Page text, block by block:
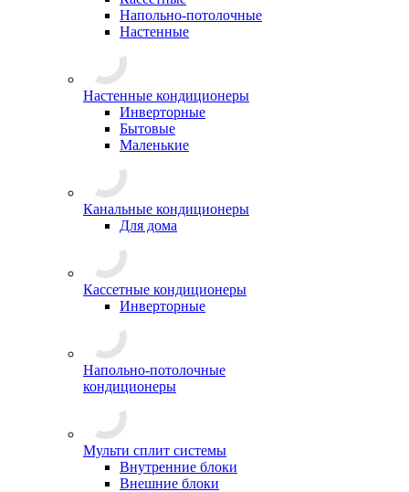
Напольно-потолочные
Настенные
Настенные кондиционеры
Инверторные
Бытовые
Маленькие
Канальные кондиционеры
Для дома
Кассетные кондиционеры
Инверторные
Напольно-потолочные
кондиционеры
Мульти сплит системы
Внутренние блоки
Внешние блоки